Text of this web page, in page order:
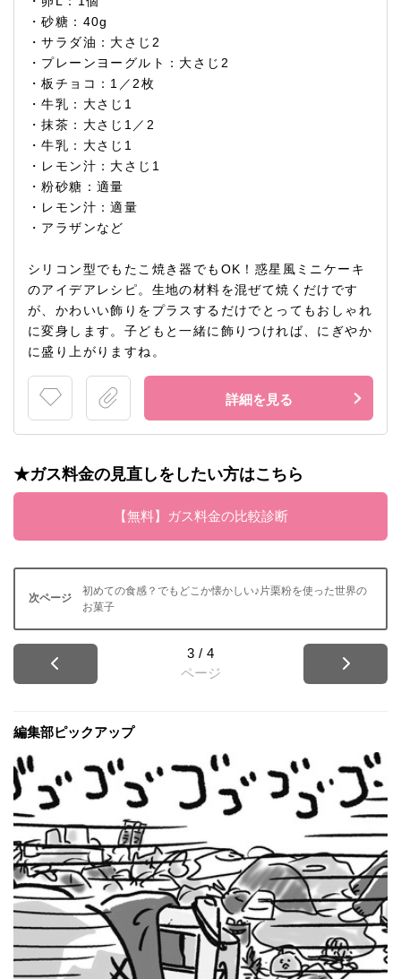
・砂糖：40g
・サラダ油：大さじ2
・プレーンヨーグルト：大さじ2
・板チョコ：1／2枚
・牛乳：大さじ1
・抹茶：大さじ1／2
・牛乳：大さじ1
・レモン汁：大さじ1
・粉砂糖：適量
・レモン汁：適量
・アラザンなど
シリコン型でもたこ焼き器でもOK！惑星風ミニケーキ
のアイデアレシピ。生地の材料を混ぜて焼くだけです
が、かわいい飾りをプラスするだけでとってもおしゃれ
に変身します。子どもと一緒に飾りつければ、にぎやか
に盛り上がりますね。
詳細を見る
★ガス料金の見直しをしたい方はこちら
【無料】ガス料金の比較診断
初めての食感？でもどこか懐かしい♪片栗粉を使った世界の
お菓子
3 / 4
ページ
編集部ピックアップ